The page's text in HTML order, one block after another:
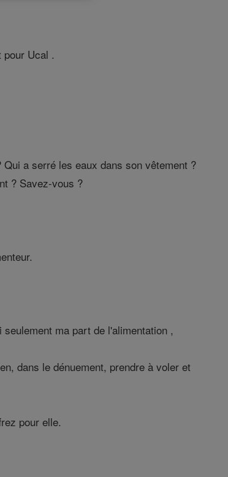
pour Ucal .
a serré les eaux dans son vêtement ?
? Savez-vous ?
ma part de l'alimentation ,
dans le dénuement, prendre à voler et
pour elle.